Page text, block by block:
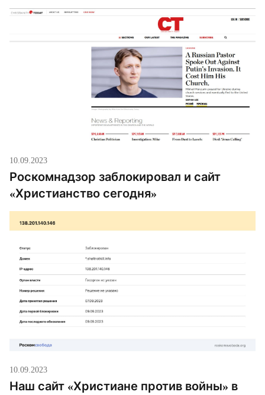
того, чтобы помочь людям, которые находятся в
сложных жизненных ситуациях», — заявил
старший пастор церкви «Благая весть» Павел
10.09.2023
Роскомнадзор заблокировал и сайт
«Христианство сегодня»
10.09.2023
Наш сайт «Христиане против войны» в